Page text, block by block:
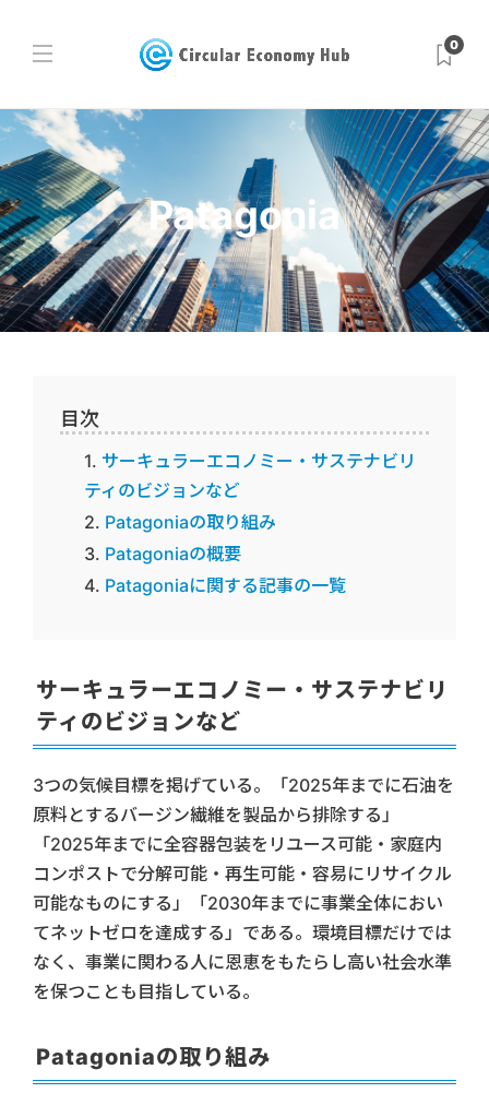
0
Patagonia
目次
サーキュラーエコノミー・サステナビリ
ティのビジョンなど
Patagoniaの取り組み
Patagoniaの概要
Patagoniaに関する記事の一覧
サーキュラーエコノミー・サステナビリ
ティのビジョンなど
3つの気候目標を掲げている。「2025年までに石油を
原料とするバージン繊維を製品から排除する」
「2025年までに全容器包装をリユース可能・家庭内
コンポストで分解可能・再生可能・容易にリサイクル
可能なものにする」「2030年までに事業全体におい
てネットゼロを達成する」である。環境目標だけでは
なく、事業に関わる人に恩恵をもたらし高い社会水準
を保つことも目指している。
Patagoniaの取り組み